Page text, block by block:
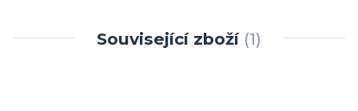
Související zboží 1